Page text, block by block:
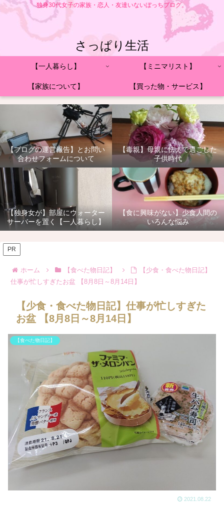
独身30代女子の家族・恋人・友達いないぼっちブログ。
さっぱり生活
【一人暮らし】 【ミニマリスト】
【家族について】 【買った物・サービス】
【ブログの運営報告】とお問い
合わせフォームについて
【毒親】母親に怯えて過ごした
子供時代
【独身女が】部屋にウォーター
サーバーを置く【一人暮らし】
【食に興味がない】少食人間の
いろんな悩み
PR
ホーム 【食べた物日記】
【少食・食べた物日記】
仕事が忙しすぎたお盆 【8月8日～8月14日】
【少食・食べた物日記】仕事が忙しすぎた
お盆 【8月8日～8月14日】
【食べた物日記】
2021.08.22